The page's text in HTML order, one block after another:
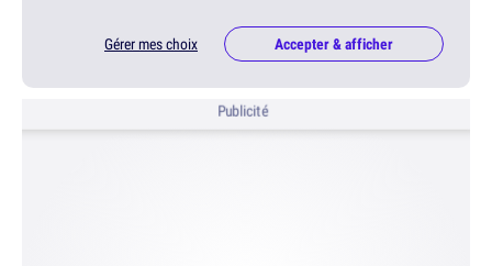
Gérer mes choix Accepter & afficher
Publicité